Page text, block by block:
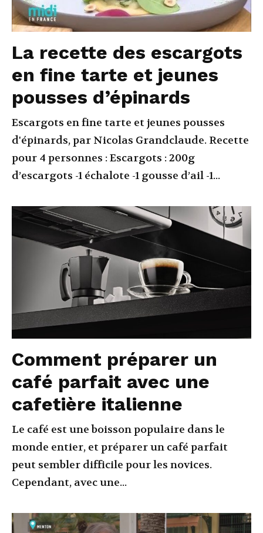
La recette des escargots
en fine tarte et jeunes
pousses d’épinards
Escargots en fine tarte et jeunes pousses
d'épinards, par Nicolas Grandclaude. Recette
pour 4 personnes : Escargots : 200g
d’escargots -1 échalote -1 gousse d’ail -1...
Comment préparer un
café parfait avec une
cafetière italienne
Le café est une boisson populaire dans le
monde entier, et préparer un café parfait
peut sembler difficile pour les novices.
Cependant, avec une...